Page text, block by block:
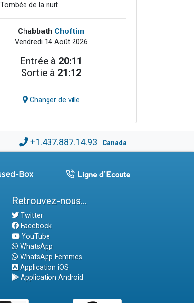
Tombée de la nuit
Chabbath Choftim
Vendredi 14 Août 2026
Entrée à 20:11
Sortie à 21:12
Changer de ville
+1.437.887.14.93 Canada
Retrouvez-nous...
Twitter
Facebook
YouTube
WhatsApp
WhatsApp Femmes
Application iOS
Application Android